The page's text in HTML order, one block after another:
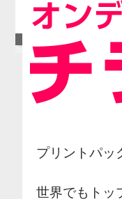
プリントパッ
世界でもトッ